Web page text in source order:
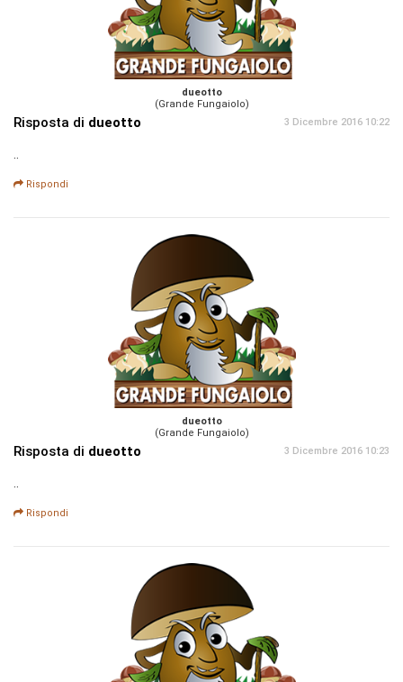
dueotto
(Grande Fungaiolo)
Risposta di dueotto 3 Dicembre 2016 10:22
..
Rispondi
dueotto
(Grande Fungaiolo)
Risposta di dueotto 3 Dicembre 2016 10:23
..
Rispondi